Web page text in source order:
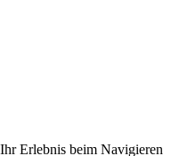
Erlebnis beim Navigieren